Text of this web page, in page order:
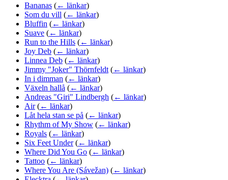
Bananas (← länkar)
Som du vill (← länkar)
Bluffin (← länkar)
Suave (← länkar)
Run to the Hills (← länkar)
Joy Deb (← länkar)
Linnea Deb (← länkar)
Jimmy "Joker" Thörnfeldt (← länkar)
In i dimman (← länkar)
Växeln hallå (← länkar)
Andreas "Giri" Lindbergh (← länkar)
Air (← länkar)
Låt hela stan se på (← länkar)
Rhythm of My Show (← länkar)
Royals (← länkar)
Six Feet Under (← länkar)
Where Did You Go (← länkar)
Tattoo (← länkar)
Where You Are (Sávežan) (← länkar)